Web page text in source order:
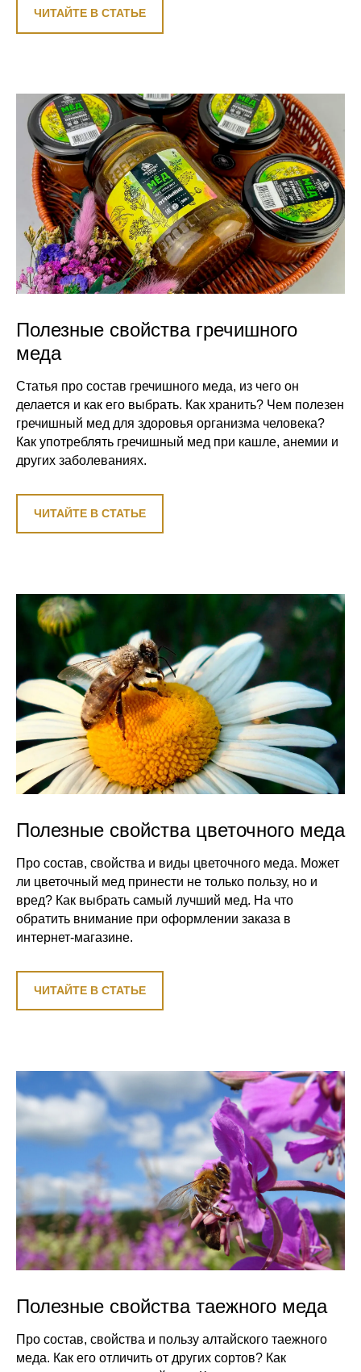
ЧИТАЙТЕ В СТАТЬЕ
Полезные свойства гречишного
меда
Статья про состав гречишного меда, из чего он
делается и как его выбрать. Как хранить? Чем полезен
гречишный мед для здоровья организма человека?
Как употреблять гречишный мед при кашле, анемии и
других заболеваниях.
ЧИТАЙТЕ В СТАТЬЕ
Полезные свойства цветочного меда
Про состав, свойства и виды цветочного меда. Может
ли цветочный мед принести не только пользу, но и
вред? Как выбрать самый лучший мед. На что
обратить внимание при оформлении заказа в
интернет-магазине.
ЧИТАЙТЕ В СТАТЬЕ
Полезные свойства таежного меда
Про состав, свойства и пользу алтайского таежного
меда. Как его отличить от других сортов? Как